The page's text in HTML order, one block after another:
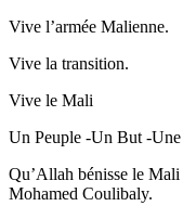
Vive l’armée Malienne.
Vive la transition.
Vive le Mali
Un Peuple -Un But -
Qu’Allah bénisse le Mali
Mohamed Coulibaly.